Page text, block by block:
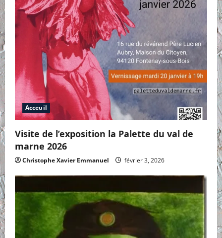
Acceuil
Visite de l’exposition la Palette du val de
marne 2026
Christophe Xavier Emmanuel février 3, 2026